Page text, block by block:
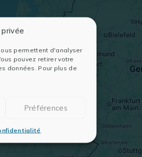
permettent d'analyser
pouvez retirer votre
données. Pour plus de
Préférences